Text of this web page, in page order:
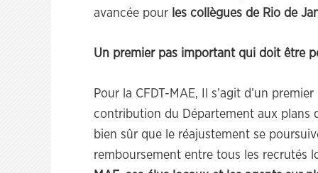
avancée pour les collègues de Rio de
Un premier pas important qui doit être
Pour la CFDT-MAE, Il s’agit d’un
contribution du Département aux plans
bien sûr que le réajustement se
remboursement entre tous les recrutés